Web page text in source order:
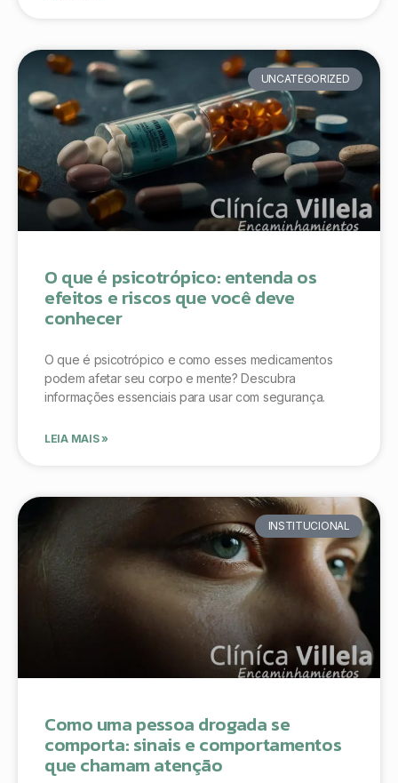
UNCATEGORIZED
O que é psicotrópico: entenda os
efeitos e riscos que você deve
conhecer
O que é psicotrópico e como esses medicamentos
podem afetar seu corpo e mente? Descubra
informações essenciais para usar com segurança.
LEIA MAIS »
INSTITUCIONAL
Como uma pessoa drogada se
comporta: sinais e comportamentos
que chamam atenção